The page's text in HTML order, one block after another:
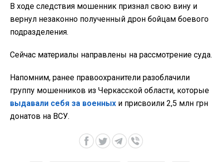
В ходе следствия мошенник признал свою вину и
вернул незаконно полученный дрон бойцам боевого
подразделения.
Сейчас материалы направлены на рассмотрение суда.
Напомним, ранее правоохранители разоблачили
группу мошенников из Черкасской области, которые
выдавали себя за военных и присвоили 2,5 млн грн
донатов на ВСУ.